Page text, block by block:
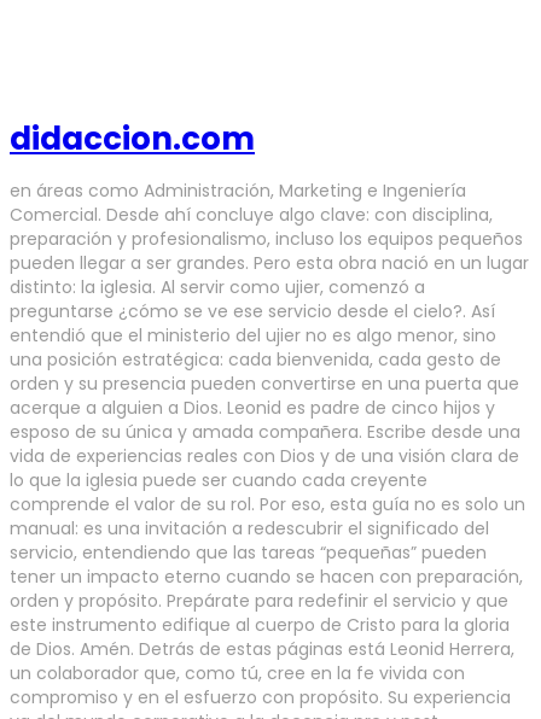
didaccion.com
en áreas como Administración, Marketing e Ingeniería
Comercial. Desde ahí concluye algo clave: con disciplina,
preparación y profesionalismo, incluso los equipos pequeños
pueden llegar a ser grandes. Pero esta obra nació en un lugar
distinto: la iglesia. Al servir como ujier, comenzó a
preguntarse ¿cómo se ve ese servicio desde el cielo?. Así
entendió que el ministerio del ujier no es algo menor, sino
una posición estratégica: cada bienvenida, cada gesto de
orden y su presencia pueden convertirse en una puerta que
acerque a alguien a Dios. Leonid es padre de cinco hijos y
esposo de su única y amada compañera. Escribe desde una
vida de experiencias reales con Dios y de una visión clara de
lo que la iglesia puede ser cuando cada creyente
comprende el valor de su rol. Por eso, esta guía no es solo un
manual: es una invitación a redescubrir el significado del
servicio, entendiendo que las tareas “pequeñas” pueden
tener un impacto eterno cuando se hacen con preparación,
orden y propósito. Prepárate para redefinir el servicio y que
este instrumento edifique al cuerpo de Cristo para la gloria
de Dios. Amén. Detrás de estas páginas está Leonid Herrera,
un colaborador que, como tú, cree en la fe vivida con
compromiso y en el esfuerzo con propósito. Su experiencia